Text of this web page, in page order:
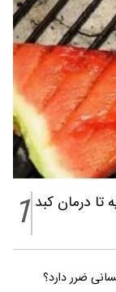
درمان کبد 1
ضرر دارد؟